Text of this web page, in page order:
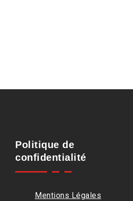
Politique de
confidentialité
Mentions Légales